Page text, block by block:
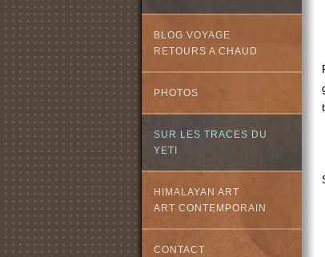
BLOG VOYAGE
RETOURS A CHAUD
PHOTOS
SUR LES TRACES DU
YETI
HIMALAYAN ART
ART CONTEMPORAIN
CONTACT